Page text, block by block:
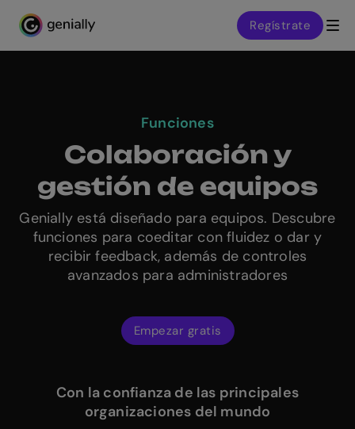
Genialy home page
Regístrate
Funciones
Colaboración y
gestión de equipos
Genially está diseñado para equipos. Descubre
funciones para coeditar con fluidez o dar y
recibir feedback, además de controles
avanzados para administradores
Empezar gratis
Con la confianza de las principales
organizaciones del mundo